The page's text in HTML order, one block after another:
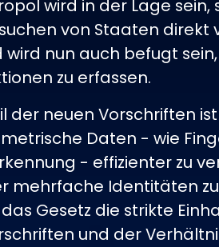
wird in der Lage sein,
von Staaten direkt
nun auch befugt
zu erfassen.
der neuen Vorschriften
Daten - wie
- effizienter zu
mehrfache Identitäten
Gesetz die strikte
und der